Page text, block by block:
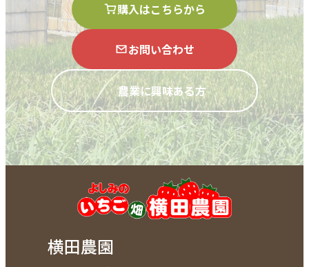
購入はこちらから
お問い合わせ
農業に興味ある方
横田農園